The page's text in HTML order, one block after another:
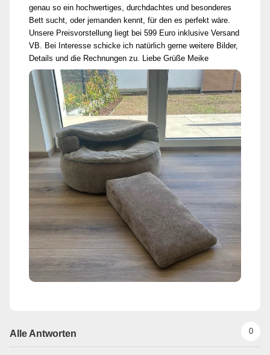
genau so ein hochwertiges, durchdachtes und besonderes
Bett sucht, oder jemanden kennt, für den es perfekt wäre.
Unsere Preisvorstellung liegt bei 599 Euro inklusive Versand
VB. Bei Interesse schicke ich natürlich gerne weitere Bilder,
Details und die Rechnungen zu. Liebe Grüße Meike
Alle Antworten 0